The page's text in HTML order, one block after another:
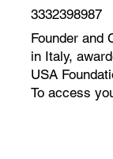
3332398987
Founder and
in Italy,
USA
To access